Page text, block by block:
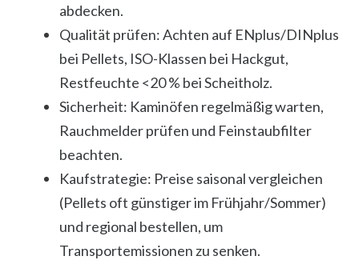
abdecken.
Qualität prüfen: Achten auf ENplus/DINplus
bei Pellets, ISO-Klassen bei Hackgut,
Restfeuchte <20 % bei Scheitholz.
Sicherheit: Kaminöfen regelmäßig warten,
Rauchmelder prüfen und Feinstaubfilter
beachten.
Kaufstrategie: Preise saisonal vergleichen
(Pellets oft günstiger im Frühjahr/Sommer)
und regional bestellen, um
Transportemissionen zu senken.